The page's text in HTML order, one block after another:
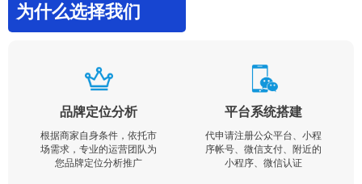
为什么选择我们
品牌定位分析
根据商家自身条件，依托市
场需求，专业的运营团队为
您品牌定位分析推广
平台系统搭建
代申请注册公众平台、小程
序帐号、微信支付、附近的
小程序、微信认证